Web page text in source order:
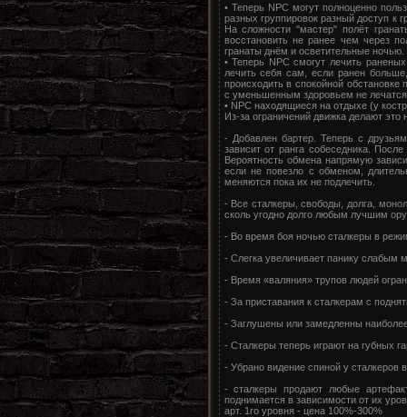
• Теперь NPC могут полноценно
разных группировок разный доступ к
На сложности "мастер" полёт
восстановить не ранее чем через
гранаты днём и осветительные ночью.
• Теперь NPC смогут лечить
лечить себя сам, если ранен
происходить в спокойной
с уменьшенным здоровьем не
• NPC находящиеся на отдыхе (у
Из-за ограничений движка делают это
- Добавлен бартер. Теперь с
зависит от ранга собеседника.
Вероятность обмена напрямую
если не повезло с обменом,
меняются пока их не подлечить.
- Все сталкеры, свободы, долга,
сколь угодно долго любым лучшим
- Во время боя ночью сталкеры в
- Слегка увеличивает панику слабым
- Время «валяния» трупов людей
- За приставания к сталкерам с
- Заглушены или замедленны
- Сталкеры теперь играют на губных
- Убрано видение спиной у сталкеров
- сталкеры продают любые
поднимается в зависимости от их
арт. 1го уровня - цена 100%-300%